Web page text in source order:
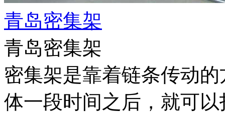
青岛密集架
青岛密集架
密集架是靠着链条传动
体一段时间之后，就可